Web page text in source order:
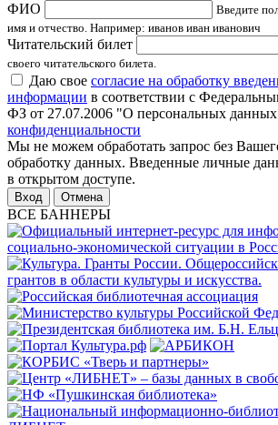
ФИО
Введите
имя и отчество. Например: иванов иван иванович
Читательский билет
своего читательского билета.
Даю свое согласие на обработку
информации в соответствии с
ФЗ от 27.07.2006 "О персональных
конфиденциальности
Мы не можем обработать запрос без
обработку данных. Введенные личные
в открытом доступе.
Отмена
ВСЕ БАННЕРЫ